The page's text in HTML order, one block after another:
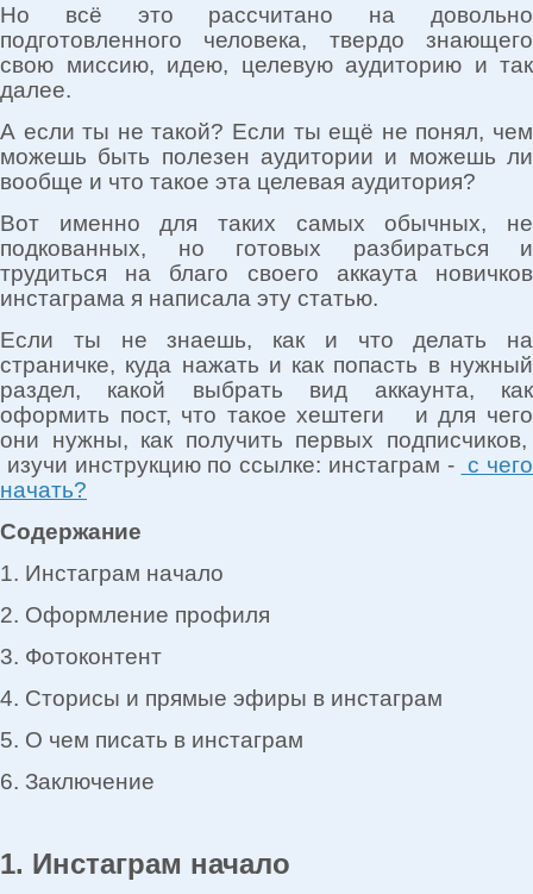
Но всё это рассчитано на довольно
подготовленного человека, твердо знающего
свою миссию, идею, целевую аудиторию и так
далее.
А если ты не такой? Если ты ещё не понял, чем
можешь быть полезен аудитории и можешь ли
вообще и что такое эта целевая аудитория?
Вот именно для таких самых обычных, не
подкованных, но готовых разбираться и
трудиться на благо своего аккаута новичков
инстаграма я написала эту статью.
Если ты не знаешь, как и что делать на
страничке, куда нажать и как попасть в нужный
раздел, какой выбрать вид аккаунта, как
оформить пост, что такое хештеги и для чего
они нужны, как получить первых подписчиков,
изучи инструкцию по ссылке: инстаграм - с чего
начать?
Содержание
1. Инстаграм начало
2. Оформление профиля
3. Фотоконтент
4. Сторисы и прямые эфиры в инстаграм
5. О чем писать в инстаграм
6. Заключение
1. Инстаграм начало